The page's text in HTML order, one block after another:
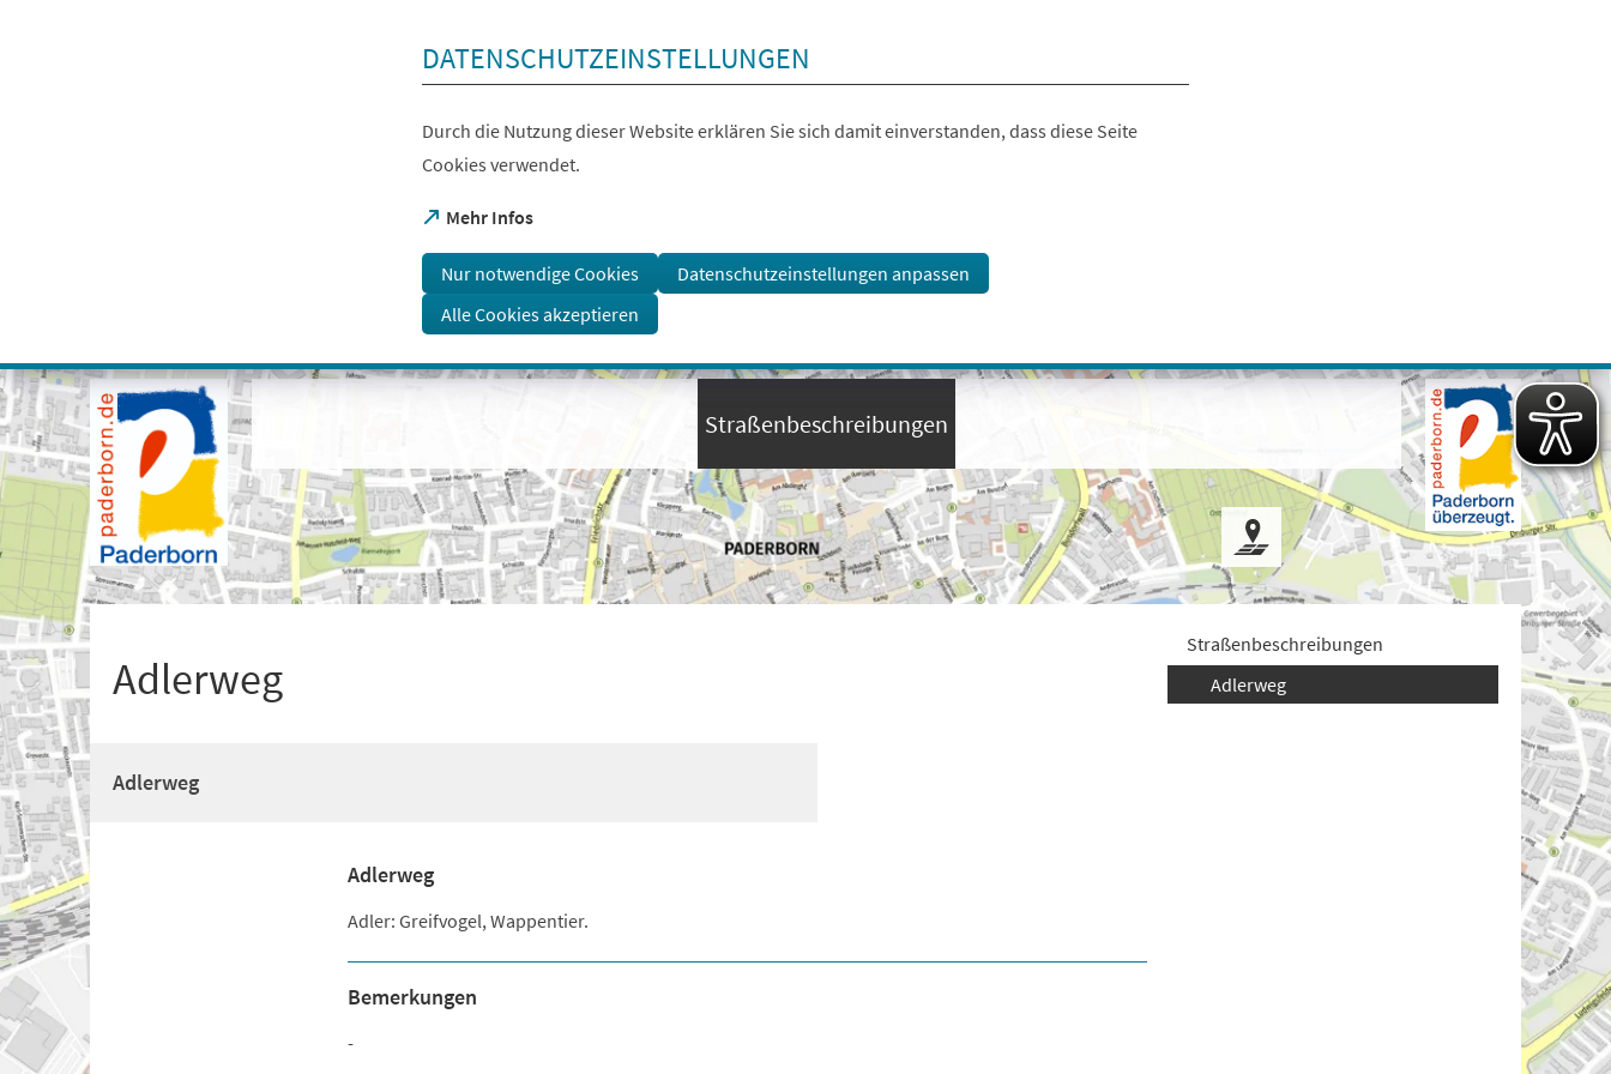
Visuelle
Assistenzsoftware
öffnen.
Mit
der
Tastatur
erreichbar
über
+
DATENSCHUTZEINSTELLUNGEN
Durch die Nutzung dieser Website erklären Sie sich damit einverstanden, dass diese Seite
Cookies verwendet.
Mehr Infos
(Öffnet
einem
neuen
Tab)
Nur notwendige Cookies
Datenschutzeinstellungen anpassen
Alle Cookies akzeptieren
Straßenbeschreibungen
Adlerweg
Adlerweg
Adlerweg
Adler: Greifvogel, Wappentier.
Bemerkungen
-
Straßenbeschreibungen
Adlerweg